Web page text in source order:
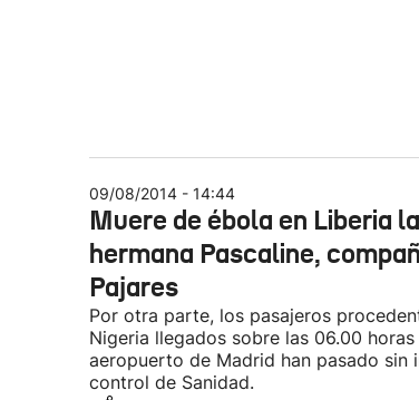
09/08/2014 - 14:44
Muere de ébola en Liberia la
hermana Pascaline,
Pajares
Por otra parte, los pasajeros
Nigeria llegados sobre las 06.00 horas
aeropuerto de Madrid han pasado sin
control de Sanidad.